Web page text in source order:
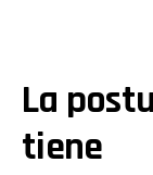
La
tiene